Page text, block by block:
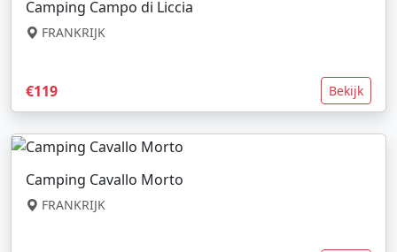
Camping Campo di Liccia
FRANKRIJK
€119 Bekijk
Camping Cavallo Morto
FRANKRIJK